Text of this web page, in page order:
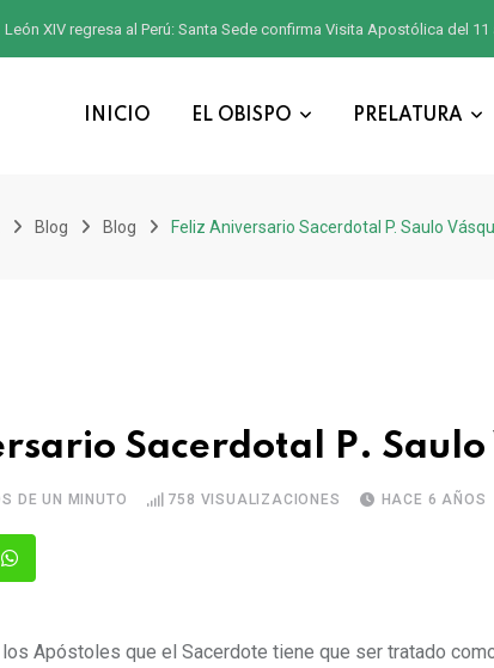
León XIV regresa al Perú: Santa Sede confirma Visita Apostólica del
INICIO EL OBISPO PRELATURA
Blog Blog Feliz Aniversario Sacerdotal P. Saulo
Sacerdotal P.
DE UN MINUTO 758 VISUALIZACIONES HACE 6 AÑOS
Apóstoles que el Sacerdote tiene que ser tratado